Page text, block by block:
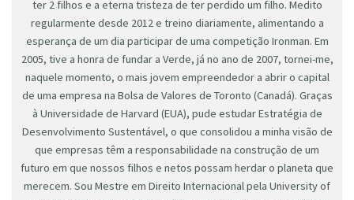
ter 2 filhos e a eterna tristeza de ter perdido um filho. Medito
regularmente desde 2012 e treino diariamente, alimentando a
esperança de um dia participar de uma competição Ironman. Em
2005, tive a honra de fundar a Verde, já no ano de 2007, tornei-me,
naquele momento, o mais jovem empreendedor a abrir o capital
de uma empresa na Bolsa de Valores de Toronto (Canadá). Graças
à Universidade de Harvard (EUA), pude estudar Estratégia de
Desenvolvimento Sustentável, o que consolidou a minha visão de
que empresas têm a responsabilidade na construção de um
futuro em que nossos filhos e netos possam herdar o planeta que
merecem. Sou Mestre em Direito Internacional pela University of